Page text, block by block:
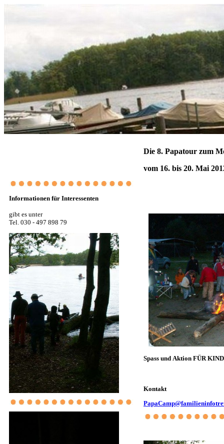
Informationen für Interessenten
gibt es unter
Tel. 030 - 497 898 79
Die 8. Papatour zum
vom 16. bis 20. Mai
Spass und Aktion FÜR
Kontakt